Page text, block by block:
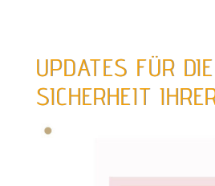
UPDATES FÜR DIE
SICHERHEIT